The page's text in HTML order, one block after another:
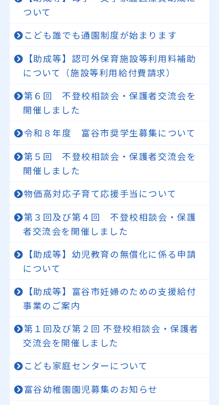
ついて
こども誰でも通園制度が始まります
【助成等】認可外保育施設等利用料補助
について（施設等利用給付費請求）
第６回 不登校相談会・保護者交流会を
開催しました
令和８年度 富谷市奨学生募集について
第５回 不登校相談会・保護者交流会を
開催しました
物価高対応子育て応援手当について
第３回及び第４回 不登校相談会・保護
者交流会を開催しました
【助成等】幼児教育の無償化に係る申請
について
【助成等】富谷市妊婦のための支援給付
事業のご案内
第１回及び第２回 不登校相談会・保護者
交流会を開催しました
こども家庭センターについて
富谷幼稚園園児募集のお知らせ